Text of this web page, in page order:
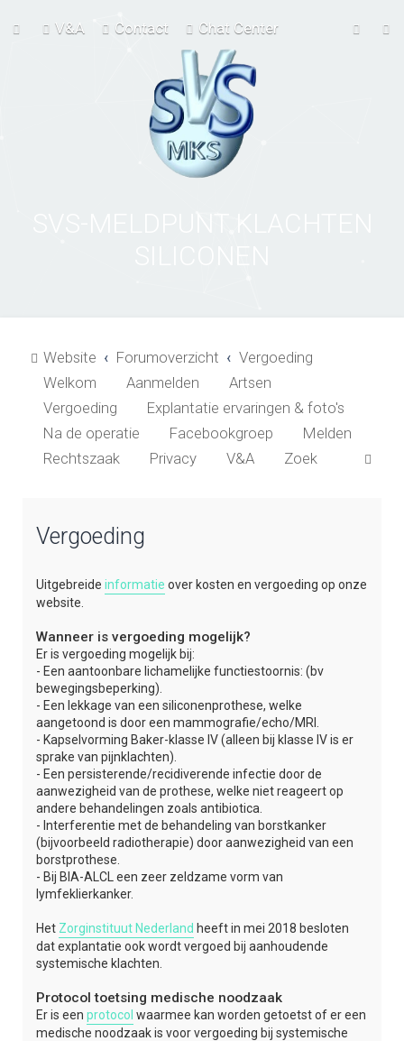
V&A Contact Chat Center
Website Forumoverzicht
Vergoeding
Welkom
Aanmelden
Artsen
Vergoeding
Explantatie ervaringen & foto's
Na de operatie
Facebookgroep
Melden
Rechtszaak
Privacy V&A Zoek
Vergoeding
Uitgebreide informatie over kosten en vergoeding op onze
website.
Wanneer is vergoeding mogelijk?
Er is vergoeding mogelijk bij:
- Een aantoonbare lichamelijke functiestoornis: (bv
bewegingsbeperking).
- Een lekkage van een siliconenprothese, welke
aangetoond is door een mammografie/echo/MRI.
- Kapselvorming Baker-klasse IV (alleen bij klasse IV is er
sprake van pijnklachten).
- Een persisterende/recidiverende infectie door de
aanwezigheid van de prothese, welke niet reageert op
andere behandelingen zoals antibiotica.
- Interferentie met de behandeling van borstkanker
(bijvoorbeeld radiotherapie) door aanwezigheid van een
borstprothese.
- Bij BIA-ALCL een zeer zeldzame vorm van
lymfeklierkanker.
Het Zorginstituut Nederland heeft in mei 2018 besloten
dat explantatie ook wordt vergoed bij aanhoudende
systemische klachten.
Protocol toetsing medische noodzaak
Er is een protocol waarmee kan worden getoetst of er een
medische noodzaak is voor vergoeding bij systemische